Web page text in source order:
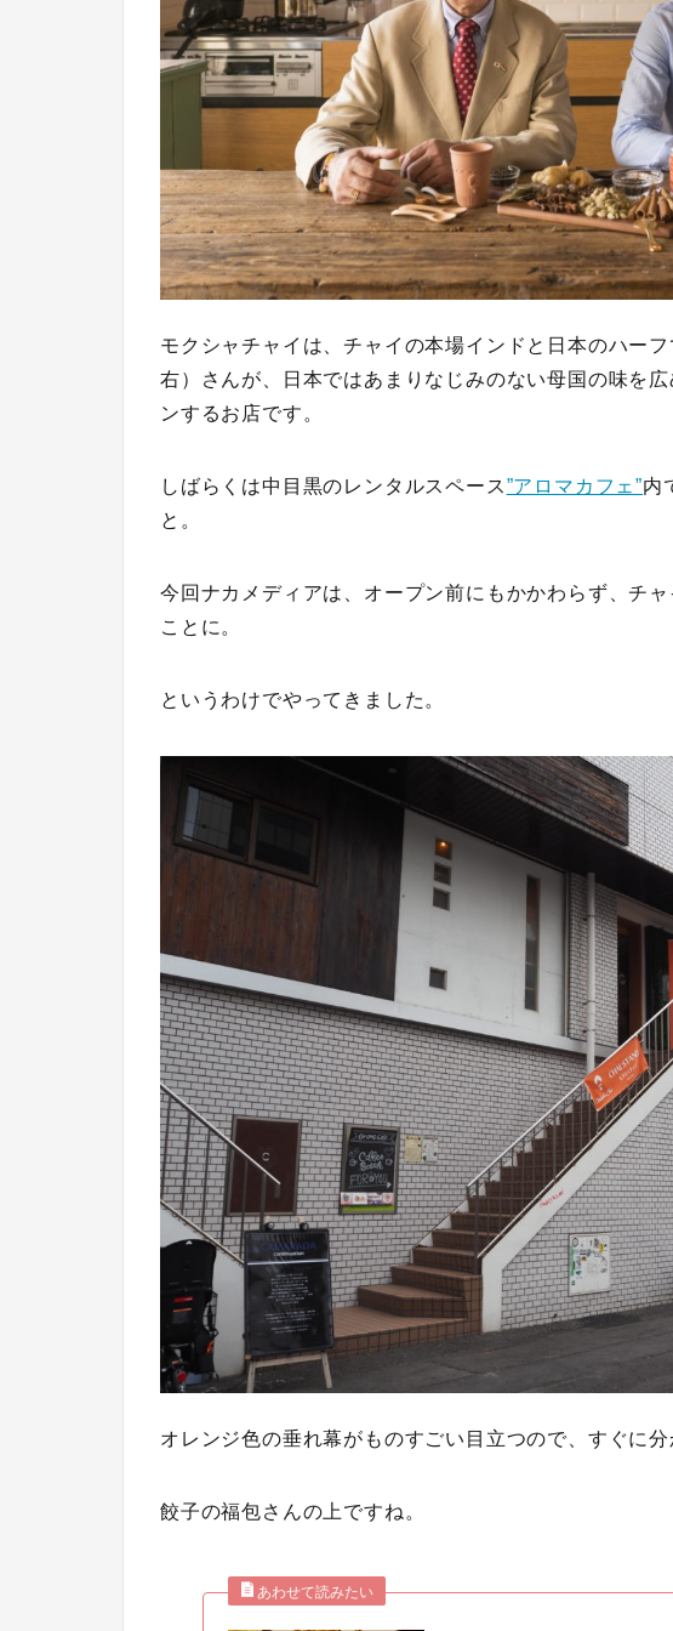
モクシャチャイは、チャイの本場インドと日本のハーフ
右）さんが、日本ではあまりなじみのない母国の味を
ンするお店です。
しばらくは中目黒のレンタルスペース”アロマカフェ”内
と。
今回ナカメディアは、オープン前にもかかわらず、チ
ことに。
というわけでやってきました。
オレンジ色の垂れ幕がものすごい目立つので、すぐに分
餃子の福包さんの上ですね。